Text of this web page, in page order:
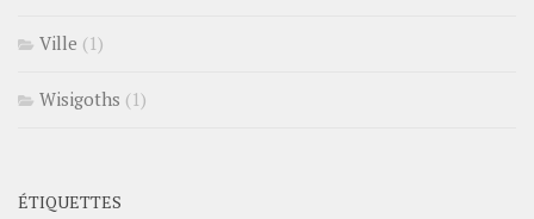
Ville (1)
Wisigoths (1)
ÉTIQUETTES